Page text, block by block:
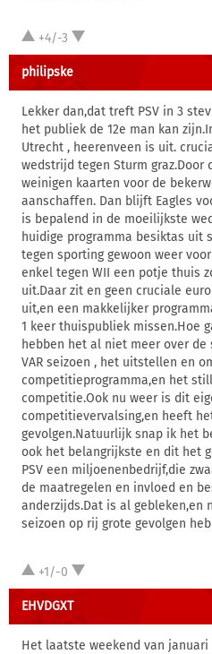
+4/-3
philipske
Lekker dan,dat treft PSV in 3
het publiek de 12e man kan
Utrecht , heerenveen is uit.
wedstrijd tegen Sturm graz.Door
weinigen kaarten voor de
aanschaffen. Dan blijft Eagles
is bepalend in de moeilijkste
huidige programma besiktas uit
tegen sporting gewoon weer
enkel tegen WII een potje thuis
uit.Daar zit en geen cruciale
uit,en een makkelijker
1 keer thuispubliek missen.Hoe
hebben het al niet meer over
VAR seizoen , het uitstellen en
competitieprogramma,en het
competitie.Ook nu weer is dit
competitievervalsing,en heeft
gevolgen.Natuurlijk snap ik het
ook het belangrijkste en dit het
PSV een miljoenenbedrijf,die
de maatregelen en invloed en
anderzijds.Dat is al gebleken,en
seizoen op rij grote gevolgen
+1/-0
EHVDGXT
Het laatste weekend van